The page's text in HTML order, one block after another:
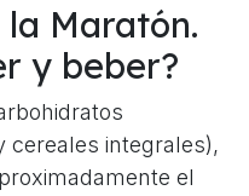
Maratón.
y beber?
cereales integrales),
el